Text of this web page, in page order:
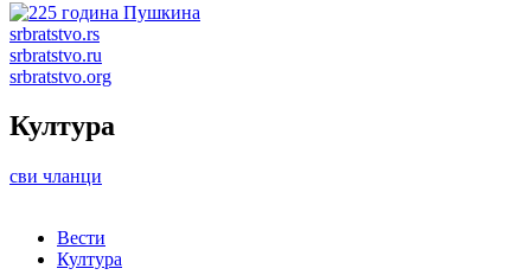
srbratstvo.rs
srbratstvo.ru
srbratstvo.org
Култура
сви чланци
Вести
Култура